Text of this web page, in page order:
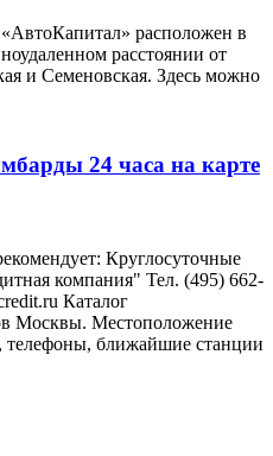
расположен в
расстоянии от
и Семеновская. Здесь можно
24 часа на карте
Круглосуточные
компания" Тел. (495) 662-
Каталог
Москвы. Местоположение
телефоны, ближайшие станции